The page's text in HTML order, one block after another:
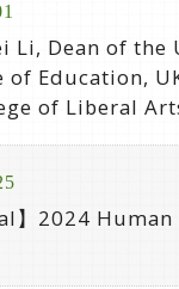
Li, Dean of the
Education,
of Liberal
】2024